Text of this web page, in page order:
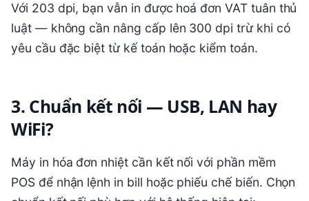
Với 203 dpi, bạn vẫn in được hoá đơn VAT tuân thủ
luật — không cần nâng cấp lên 300 dpi trừ khi có
yêu cầu đặc biệt từ kế toán hoặc kiểm toán.
3. Chuẩn kết nối — USB, LAN hay
WiFi?
Máy in hóa đơn nhiệt cần kết nối với phần mềm
POS để nhận lệnh in bill hoặc phiếu chế biến. Chọn